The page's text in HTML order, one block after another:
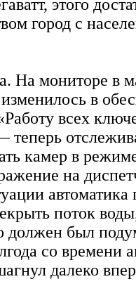
этого
город с
На мониторе в
в
всех
теперь
камер в
на
автоматика
поток
должен был
со времени
далеко